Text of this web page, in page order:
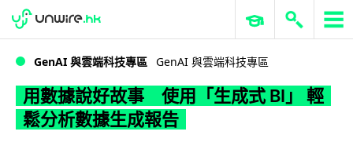
WWDC 2026 ERP 與商業 AI
GenAI 與雲端科技專區 GenAI 與雲端科技專區
用數據說好故事 使用「生成式 BI」 輕
鬆分析數據生成報告